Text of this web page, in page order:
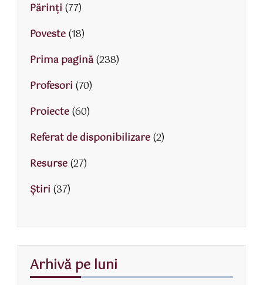
Părinţi (77)
Poveste(18)
Prima pagină(238)
Profesori (70)
Proiecte(60)
Referat de disponibilizare(2)
Resurse(27)
Știri (37)
Arhivă pe luni